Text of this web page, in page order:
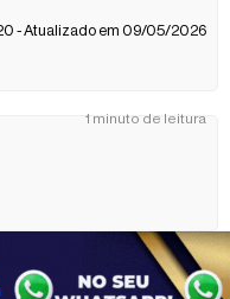
1 minuto de leitura
- Atualizado em 09/05/2026